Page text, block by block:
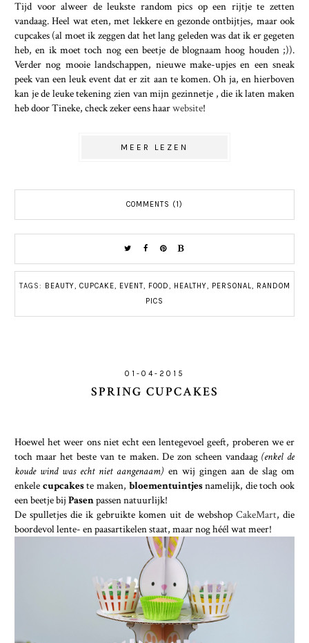
Tijd voor alweer de leukste random pics op een rijtje te zetten
vandaag. Heel wat eten, met lekkere en gezonde ontbijtjes, maar ook
cupcakes (al moet ik zeggen dat het lang geleden was dat ik er gegeten
heb, en ik moet toch nog een beetje de blognaam hoog houden ;)).
Verder nog mooie landschappen, nieuwe make-upjes en een sneak
peek van een leuk event dat er zit aan te komen. Oh ja, en hierboven
kan je de leuke tekening zien van mijn gezinnetje , die ik laten maken
heb door Tineke, check zeker eens haarwebsite!
MEER LEZEN
COMMENTS (1)
TAGS: BEAUTY, CUPCAKE, EVENT, FOOD, HEALTHY, PERSONAL, RANDOM
PICS
01-04-2015
SPRING CUPCAKES
Hoewel het weer ons niet echt een lentegevoel geeft, proberen we er
toch maar het beste van te maken. De zon scheen vandaag (enkel de
koude wind was echt niet aangenaam) en wij gingen aan de slag om
enkele cupcakeste maken, bloementuintjesnamelijk, die toch ook
een beetje bij Pasenpassen natuurlijk!
De spulletjes die ik gebruikte komen uit de webshop CakeMart, die
boordevol lente- en paasartikelen staat, maar nog héél wat meer!